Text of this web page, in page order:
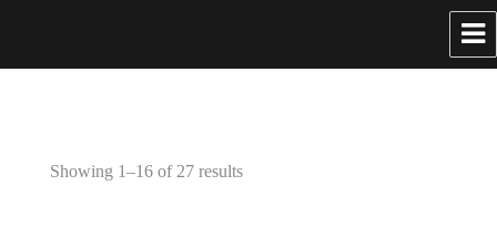
Showing 1–16 of 27 results